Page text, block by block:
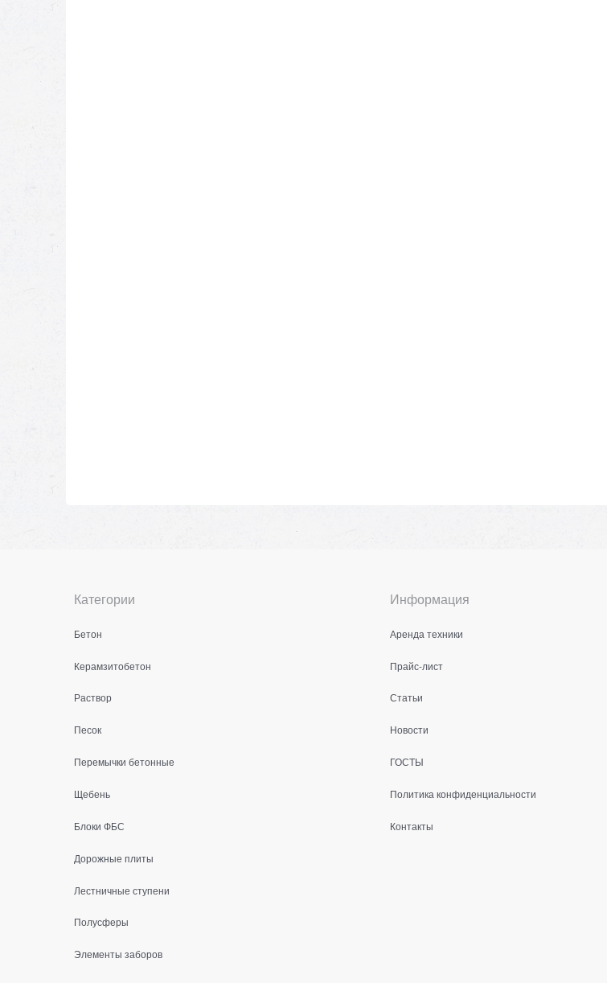
Категории
Бетон
Керамзитобетон
Раствор
Песок
Перемычки бетонные
Щебень
Блоки ФБС
Дорожные плиты
Лестничные ступени
Полусферы
Элементы заборов
Информация
Аренда техники
Прайс-лист
Статьи
Новости
ГОСТЫ
Политика конфиденциальности
Контакты